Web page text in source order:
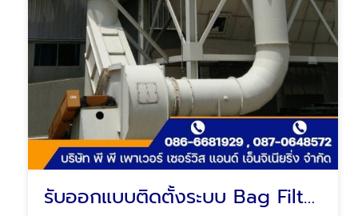
รับออกแบบติดตั้งระบบ Bag Filter